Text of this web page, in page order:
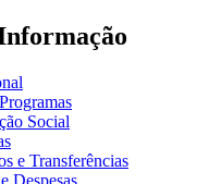
Social
e Transferências
Despesas